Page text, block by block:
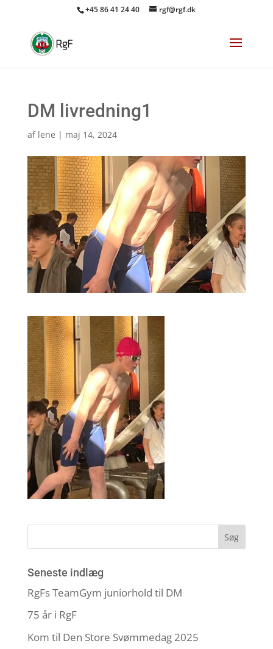
+45 86 41 24 40 rgf@rgf.dk
DM livredning1
af lene | maj 14, 2024
Seneste indlæg
RgFs TeamGym juniorhold til DM
75 år i RgF
Kom til Den Store Svømmedag 2025